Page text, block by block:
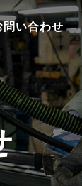
い合わせ